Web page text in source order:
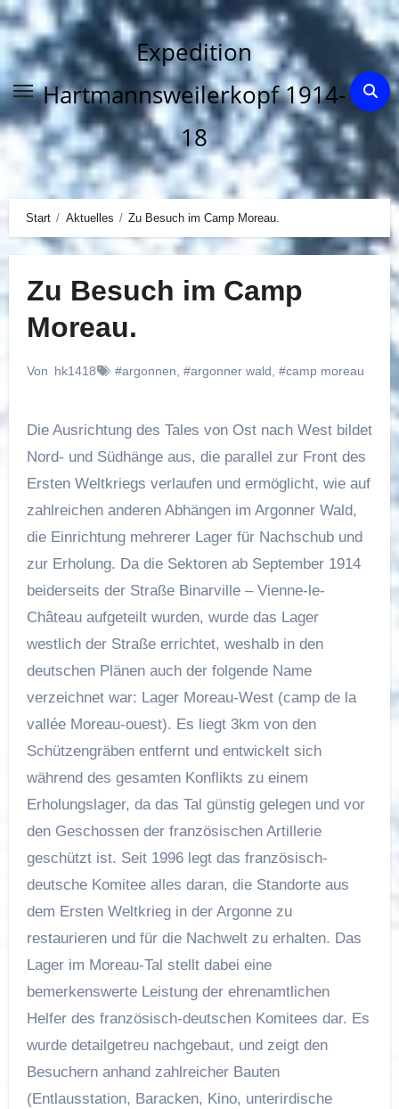
Zum
Inhalt
springen
Expedition
Hartmannsweilerkopf 1914-
18
Start Aktuelles Zu Besuch im Camp Moreau.
Zu Besuch im Camp
Moreau.
Von hk1418 #argonnen #argonner wald #camp moreau
Die Ausrichtung des Tales von Ost nach West bildet
Nord- und Südhänge aus, die parallel zur Front des
Ersten Weltkriegs verlaufen und ermöglicht, wie auf
zahlreichen anderen Abhängen im Argonner Wald,
die Einrichtung mehrerer Lager für Nachschub und
zur Erholung. Da die Sektoren ab September 1914
beiderseits der Straße Binarville – Vienne-le-
Château aufgeteilt wurden, wurde das Lager
westlich der Straße errichtet, weshalb in den
deutschen Plänen auch der folgende Name
verzeichnet war: Lager Moreau-West (camp de la
vallée Moreau-ouest). Es liegt 3km von den
Schützengräben entfernt und entwickelt sich
während des gesamten Konflikts zu einem
Erholungslager, da das Tal günstig gelegen und vor
den Geschossen der französischen Artillerie
geschützt ist. Seit 1996 legt das französisch-
deutsche Komitee alles daran, die Standorte aus
dem Ersten Weltkrieg in der Argonne zu
restaurieren und für die Nachwelt zu erhalten. Das
Lager im Moreau-Tal stellt dabei eine
bemerkenswerte Leistung der ehrenamtlichen
Helfer des französisch-deutschen Komitees dar. Es
wurde detailgetreu nachgebaut, und zeigt den
Besuchern anhand zahlreicher Bauten
(Entlausstation, Baracken, Kino, unterirdische